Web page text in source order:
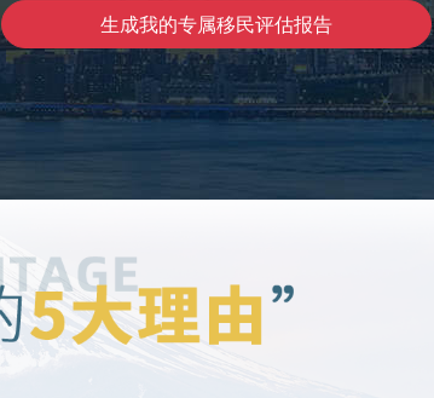
生成我的专属移民评估报告